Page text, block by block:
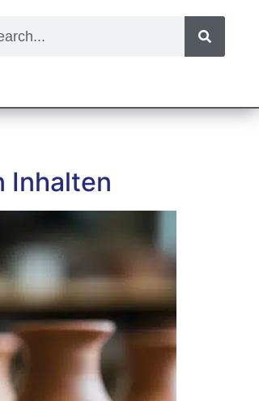
Inhalten